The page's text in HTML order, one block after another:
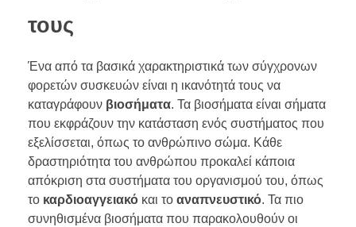
τους
Ένα από τα βασικά χαρακτηριστικά των σύγχρονων
φορετών συσκευών είναι η ικανότητά τους να
καταγράφουν βιοσήματα. Τα βιοσήματα είναι σήματα
που εκφράζουν την κατάσταση ενός συστήματος που
εξελίσσεται, όπως το ανθρώπινο σώμα. Κάθε
δραστηριότητα του ανθρώπου προκαλεί κάποια
απόκριση στα συστήματα του οργανισμού του, όπως
το καρδιοαγγειακό και το αναπνευστικό. Τα πιο
συνηθισμένα βιοσήματα που παρακολουθούν οι